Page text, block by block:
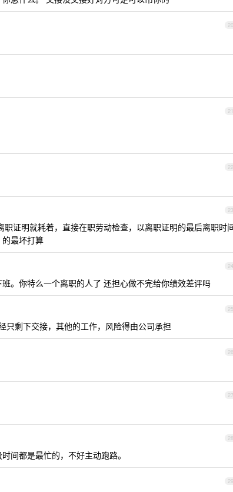
20
21
22
23
证明就耗着，直接在职劳动检查，以离职证明的最后离职时
最坏打算
24
。你特么一个离职的人了 还担心做不完给你绩效差评吗
25
只剩下交接，其他的工作，风险得由公司承担
26
27
28
间都是最忙的，不好主动跑路。
29